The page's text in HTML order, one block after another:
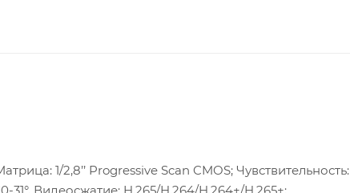
1/2,8’’ Progressive Scan CMOS; Чувствительность: